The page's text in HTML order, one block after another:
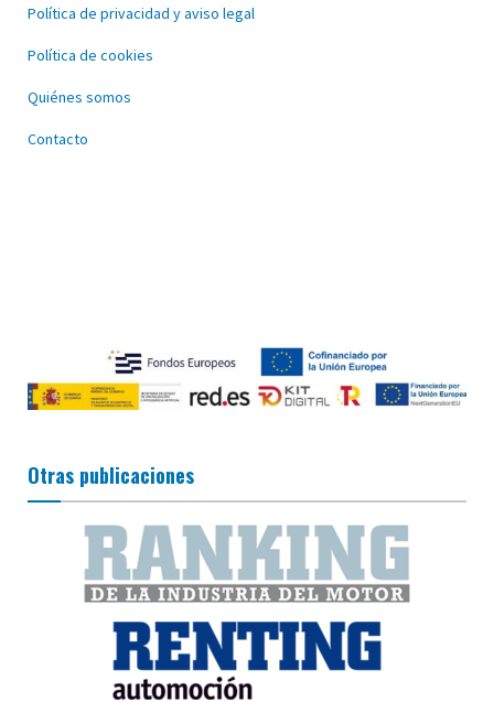
Política de privacidad y aviso legal
Política de cookies
Quiénes somos
Contacto
Otras publicaciones